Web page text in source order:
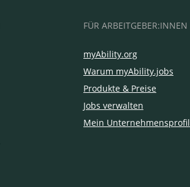
FÜR ARBEITGEBER:INNEN
myAbility.org
Warum myAbility.jobs
Produkte & Preise
Jobs verwalten
Mein Unternehmensprofil